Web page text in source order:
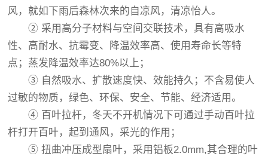
风，就如下雨后森林次来的自凉风，清凉怡人。
② 采用高分子材料与空间交联技术，具有高吸水
性、高耐水、抗霉变、降温效率高、使用寿命长等特
点；蒸发降温效率达80%以上；
③ 自然吸水、扩散速度快、效能持久；不含易使人
过敏的物质，绿色、环保、安全、节能、经济适用。
④ 百叶拉杆，冬天不开机情况下可通过手动百叶拉
杆打开百叶，起到通风，采光的作用；
⑤ 扭曲冲压成型扇叶，采用铝板2.0mm,其合理的叶